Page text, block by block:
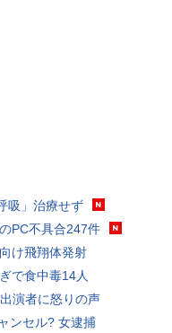
吸」治療せず
PC不具合247件
け飛翔体発射
で食中毒14人
演者に怒りの声
ンセル? 女逮捕